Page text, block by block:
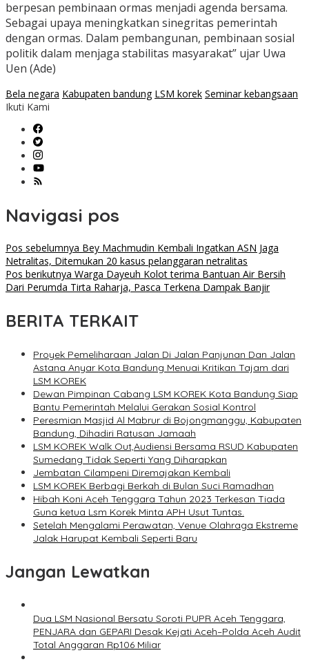
berpesan pembinaan ormas menjadi agenda bersama.
Sebagai upaya meningkatkan sinegritas pemerintah
dengan ormas. Dalam pembangunan, pembinaan sosial
politik dalam menjaga stabilitas masyarakat” ujar Uwa
Uen (Ade)
Bela negara Kabupaten bandung LSM korek Seminar kebangsaan
Ikuti Kami
Navigasi pos
Pos sebelumnya Bey Machmudin Kembali Ingatkan ASN Jaga
Netralitas, Ditemukan 20 kasus pelanggaran netralitas
Pos berikutnya Warga Dayeuh Kolot terima Bantuan Air Bersih
Dari Perumda Tirta Raharja, Pasca Terkena Dampak Banjir
BERITA TERKAIT
Proyek Pemeliharaan Jalan Di Jalan Panjunan Dan Jalan
Astana Anyar Kota Bandung Menuai Kritikan Tajam dari
LSM KOREK
Dewan Pimpinan Cabang LSM KOREK Kota Bandung Siap
Bantu Pemerintah Melalui Gerakan Sosial Kontrol
Peresmian Masjid Al Mabrur di Bojongmanggu, Kabupaten
Bandung, Dihadiri Ratusan Jamaah
LSM KOREK Walk Out,Audiensi Bersama RSUD Kabupaten
Sumedang Tidak Seperti Yang Diharapkan
Jembatan Cilampeni Diremajakan Kembali
LSM KOREK Berbagi Berkah di Bulan Suci Ramadhan
Hibah Koni Aceh Tenggara Tahun 2023 Terkesan Tiada
Guna ketua Lsm Korek Minta APH Usut Tuntas.
Setelah Mengalami Perawatan, Venue Olahraga Ekstreme
Jalak Harupat Kembali Seperti Baru
Jangan Lewatkan
Dua LSM Nasional Bersatu Soroti PUPR Aceh Tenggara,
PENJARA dan GEPARI Desak Kejati Aceh–Polda Aceh Audit
Total Anggaran Rp106 Miliar